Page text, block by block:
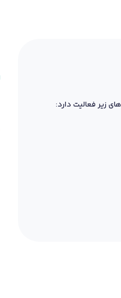
زیر فعالیت دارد: